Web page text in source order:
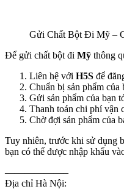
Gửi Chất Bột Đi Mỹ –
Để gửi chất bột đi Mỹ thông
Liên hệ với H5S để
Chuẩn bị sản phẩm
Gửi sản phẩm của bạn
Thanh toán chi phí vận
Chờ đợi sản phẩm của
Tuy nhiên, trước khi sử dụng
bạn có thể được nhập khẩu
——————–
Địa chỉ Hà Nội: